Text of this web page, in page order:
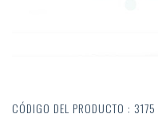
CÓDIGO DEL PRODUCTO : 3175